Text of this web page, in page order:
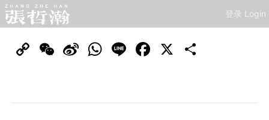
登录 Login
CopyWeChat
SinaWhatsApp
Line Facebook
X